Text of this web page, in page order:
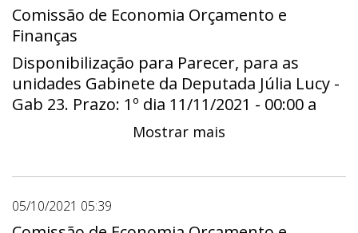
Comissão de Economia Orçamento e
Finanças
Disponibilização para Parecer, para as
unidades Gabinete da Deputada Júlia Lucy -
Gab 23. Prazo: 1º dia 11/11/2021 - 00:00 a
útimo dia 25/11/2021 - 23:59
Mostrar mais
05/10/2021 05:39